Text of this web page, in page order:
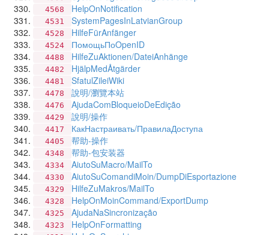
4568 HelpOnNotification
4531 SystemPagesInLatvianGroup
4528 HilfeFürAnfänger
4524 ПомощьПоOpenID
4488 HilfeZuAktionen/DateiAnhänge
4482 HjälpMedÅtgärder
4481 SfatulZileiWiki
4478 說明/瀏覽本站
4476 AjudaComBloqueioDeEdição
4429 說明/操作
4417 КакНастраивать/ПравилаДоступа
4405 帮助-操作
4348 帮助-包安装器
4334 AiutoSuMacro/MailTo
4330 AiutoSuComandiMoin/DumpDiEsportazione
4329 HilfeZuMakros/MailTo
4328 HelpOnMoinCommand/ExportDump
4325 AjudaNaSincronização
4323 HelpOnFormatting